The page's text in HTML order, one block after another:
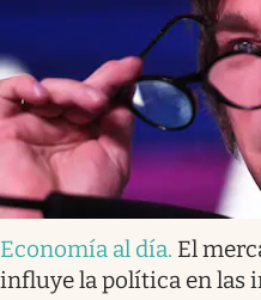
Economía al día. El
influye la política en las